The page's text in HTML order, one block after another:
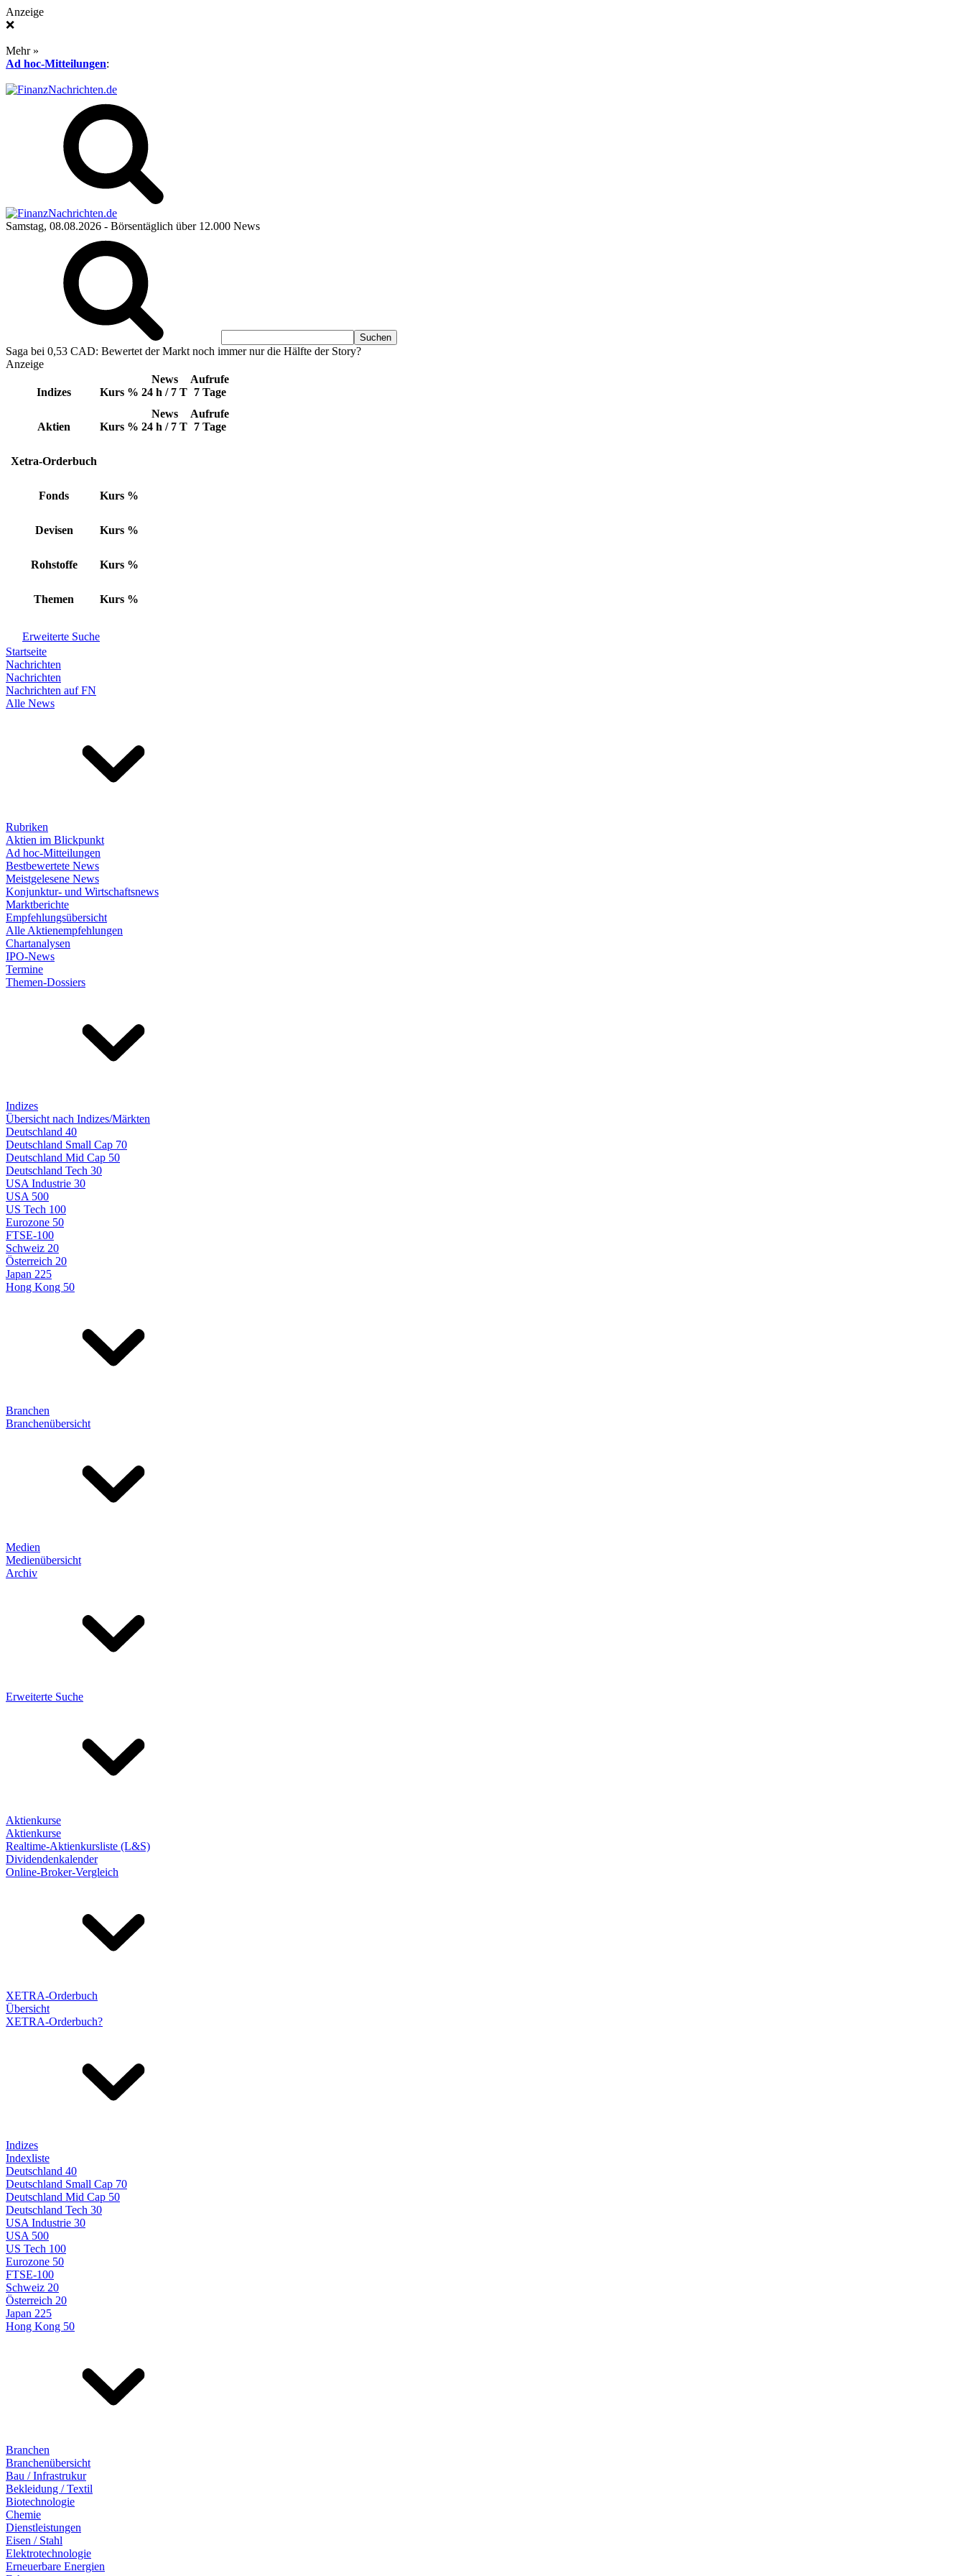
Anzeige
❌
Mehr »
Ad hoc-Mitteilungen:
Samstag, 08.08.2026 - Börsentäglich über 12.000 News
Saga bei 0,53 CAD: Bewertet der Markt noch immer nur die Hälfte der Story?
Anzeige
Indizes Kurs %
News
24 h / 7 T
Aufrufe
7 Tage
Aktien Kurs %
News
24 h / 7 T
Aufrufe
7 Tage
Xetra-Orderbuch
Fonds Kurs %
Devisen Kurs %
Rohstoffe Kurs %
Themen Kurs %
Erweiterte Suche
Startseite
Nachrichten
Nachrichten
Nachrichten auf FN
Alle News
Rubriken
Aktien im Blickpunkt
Ad hoc-Mitteilungen
Bestbewertete News
Meistgelesene News
Konjunktur- und Wirtschaftsnews
Marktberichte
Empfehlungsübersicht
Alle Aktienempfehlungen
Chartanalysen
IPO-News
Termine
Themen-Dossiers
Indizes
Übersicht nach Indizes/Märkten
Deutschland 40
Deutschland Small Cap 70
Deutschland Mid Cap 50
Deutschland Tech 30
USA Industrie 30
USA 500
US Tech 100
Eurozone 50
FTSE-100
Schweiz 20
Österreich 20
Japan 225
Hong Kong 50
Branchen
Branchenübersicht
Medien
Medienübersicht
Archiv
Erweiterte Suche
Aktienkurse
Aktienkurse
Realtime-Aktienkursliste (L&S)
Dividendenkalender
Online-Broker-Vergleich
XETRA-Orderbuch
Übersicht
XETRA-Orderbuch?
Indizes
Indexliste
Deutschland 40
Deutschland Small Cap 70
Deutschland Mid Cap 50
Deutschland Tech 30
USA Industrie 30
USA 500
US Tech 100
Eurozone 50
FTSE-100
Schweiz 20
Österreich 20
Japan 225
Hong Kong 50
Branchen
Branchenübersicht
Bau / Infrastrukur
Bekleidung / Textil
Biotechnologie
Chemie
Dienstleistungen
Eisen / Stahl
Elektrotechnologie
Erneuerbare Energien